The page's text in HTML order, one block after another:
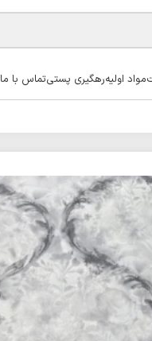
مواد اولیهرهگیری پستیتماس با ما